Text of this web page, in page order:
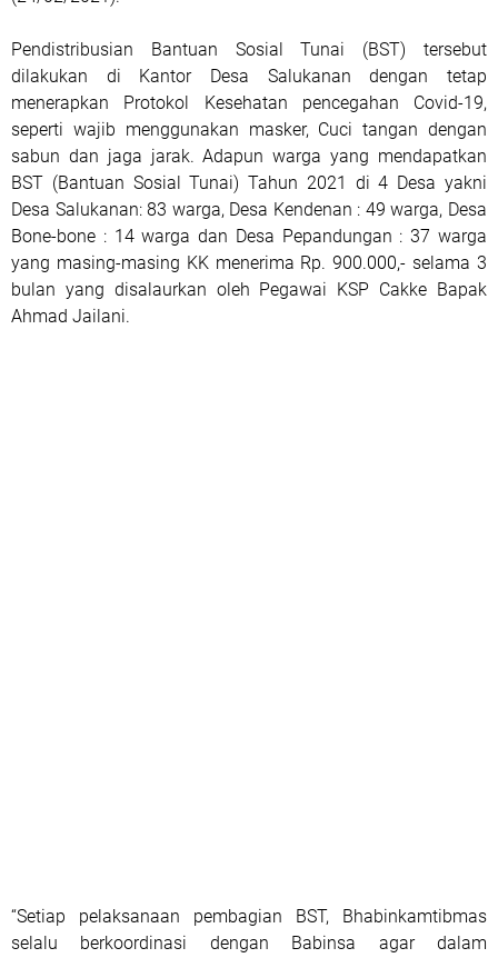
Pendistribusian Bantuan Sosial Tunai (BST) tersebut
dilakukan di Kantor Desa Salukanan dengan tetap
menerapkan Protokol Kesehatan pencegahan Covid-19,
seperti wajib menggunakan masker, Cuci tangan dengan
sabun dan jaga jarak. Adapun warga yang mendapatkan
BST (Bantuan Sosial Tunai) Tahun 2021 di 4 Desa yakni
Desa Salukanan: 83 warga, Desa Kendenan : 49 warga, Desa
Bone-bone : 14 warga dan Desa Pepandungan : 37 warga
yang masing-masing KK menerima Rp. 900.000,- selama 3
bulan yang disalaurkan oleh Pegawai KSP Cakke Bapak
Ahmad Jailani.
“Setiap pelaksanaan pembagian BST, Bhabinkamtibmas
selalu berkoordinasi dengan Babinsa agar dalam